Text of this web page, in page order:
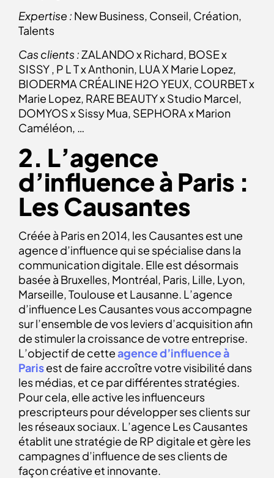
Expertise : New Business, Conseil, Création,
Talents
Cas clients :ZALANDO x Richard, BOSE x
SISSY , P L T x Anthonin, LUA X Marie Lopez,
BIODERMA CRÉALINE H2O YEUX, COURBET x
Marie Lopez, RARE BEAUTY x Studio Marcel,
DOMYOS x Sissy Mua, SEPHORA x Marion
Caméléon, …
2. L’agence
d’influence à Paris :
Les Causantes
Créée à Paris en 2014, les Causantes est une
agence d’influence qui se spécialise dans la
communication digitale. Elle est désormais
basée à Bruxelles, Montréal, Paris, Lille, Lyon,
Marseille, Toulouse et Lausanne. L’agence
d’influence Les Causantes vous accompagne
sur l’ensemble de vos leviers d’acquisition afin
de stimuler la croissance de votre entreprise.
L’objectif de cetteagence d’influence à
Parisest de faire accroître votre visibilité dans
les médias, et ce par différentes stratégies.
Pour cela, elle active les influenceurs
prescripteurs pour développer ses clients sur
les réseaux sociaux. L’agence Les Causantes
établit une stratégie de RP digitale et gère les
campagnes d’influence de ses clients de
façon créative et innovante.